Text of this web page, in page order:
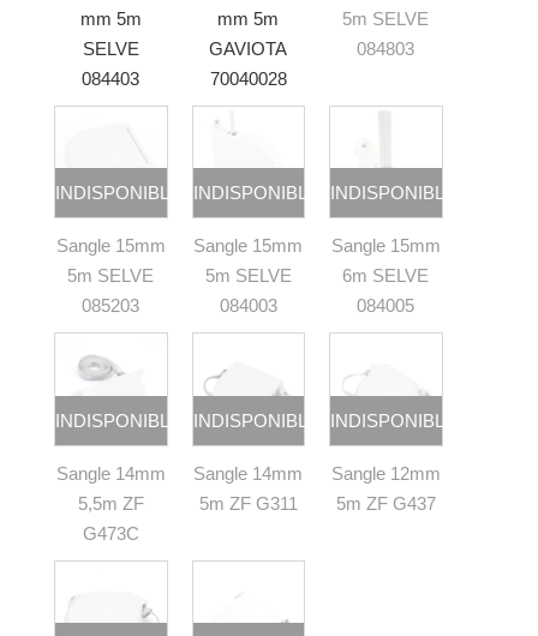
mm 5m
SELVE
084403
mm 5m
GAVIOTA
70040028
5m SELVE
084803
INDISPONIBLE
Sangle 15mm
5m SELVE
085203
INDISPONIBLE
Sangle 15mm
5m SELVE
084003
INDISPONIBLE
Sangle 15mm
6m SELVE
084005
INDISPONIBLE
Sangle 14mm
5,5m ZF
G473C
INDISPONIBLE
Sangle 14mm
5m ZF G311
INDISPONIBLE
Sangle 12mm
5m ZF G437